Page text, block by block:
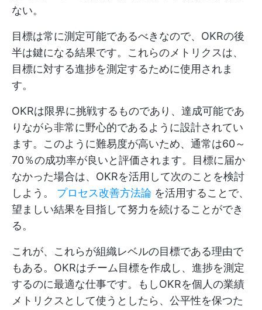
ない。
目標は常に測定可能であるべきなので、OKRの後
半は鍵になる結果です。これらのメトリクスは、
目標に対する進捗を測定するために使用されま
す。
OKRは限界に挑戦するものであり、達成可能であ
りながら非常に野心的であるように設計されてい
ます。このように難易度が高いため、通常は60～
70％の成功率が良いと評価されます。目標に届か
なかった場合は、OKRを活用して次のことを検討
しよう。 プロセス改善方法論 を活用することで、
望ましい結果を目指して努力を続けることができ
る。
これが、これらが組織レベルの目標である理由で
もある。OKRはチーム目標を作成し、進捗を測定
するのに最適な仕事です。もしOKRを個人の業績
メトリクスとして使うとしたら、公平性を保つた